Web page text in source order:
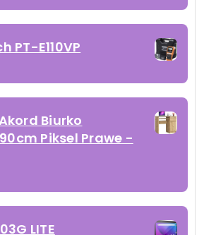
PT-E110VP
Biurko
Piksel Prawe -
LITE